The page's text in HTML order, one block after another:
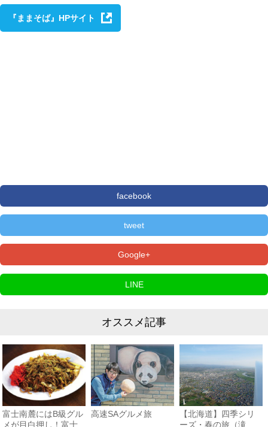
『ままそば』HPサイト
facebook
tweet
Google+
LINE
オススメ記事
富士南麓にはB級グル
メが目白押し！富士
高速SAグルメ旅
【北海道】四季シリ
ーズ・春の旅（滝